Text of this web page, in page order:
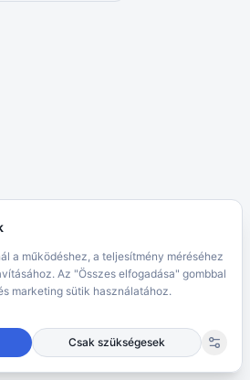
a működéshez, a teljesítmény méréséhez
Az "Összes elfogadása" gombbal
marketing sütik használatához.
Csak szükségesek